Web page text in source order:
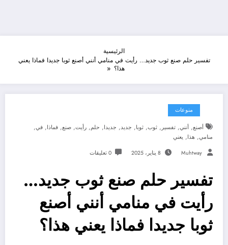
الرئيسية
تفسير حلم صنع ثوب جديد… رأيت في منامي أنني أصنع ثوبا جديدا فماذا يعني
هذا؟
منوعات
أصنع, أنني, تفسير , ثوب, ثوبا, جديد, جديدا, حلم, رأيت, صنع, فماذا, في,
منامي, هذا, يعني
Muhtway 8 يناير، 2025 0 تعليقات
تفسير حلم صنع ثوب جديد…
رأيت في منامي أنني أصنع
ثوبا جديدا فماذا يعني هذا؟